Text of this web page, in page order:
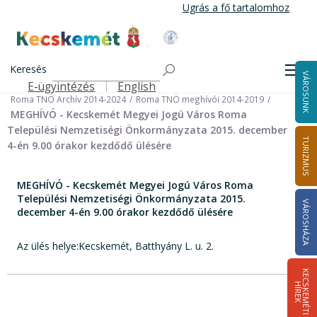
tartalomra
Ugrás a fő tartalomhoz
Kecskemét Város Honlapja
Keresés
Felső navigáció
E-ügyintézés English VÁROSUNK
TURIZMUS
VÁROSHÁZA
K
E
C
S
K
E
M
É
T
I
HÍ
R
E
K
Önkormányzat
Nemzetiségi Önkormányzatok
Roma Települési Nemzetiségi Önkormányzat
Roma TNÖ Archív 2014-2024
Roma TNÖ meghívói 2014-2019
MEGHÍVÓ - Kecskemét Megyei Jogú Város Roma
Települési Nemzetiségi Önkormányzata 2015. december
4-én 9.00 órakor kezdődő ülésére
MEGHÍVÓ - Kecskemét Megyei Jogú Város Roma
Települési Nemzetiségi Önkormányzata 2015.
december 4-én 9.00 órakor kezdődő ülésére
Az ülés helye:Kecskemét, Batthyány L. u. 2.